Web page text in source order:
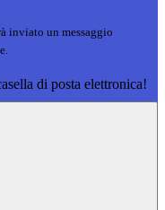
inviato un messaggio
di posta elettronica!